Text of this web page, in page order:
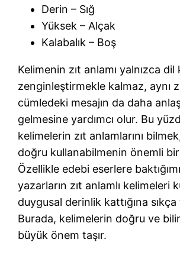
Derin – Sığ
Yüksek – Alçak
Kalabalık – Boş
Kelimenin zıt anlamı yalnızca dil
zenginleştirmekle kalmaz, aynı
cümledeki mesajın da daha
gelmesine yardımcı olur. Bu
kelimelerin zıt anlamlarını
doğru kullanabilmenin önemli bir
Özellikle edebi eserlere
yazarların zıt anlamlı kelimeleri
duygusal derinlik kattığına
Burada, kelimelerin doğru ve
büyük önem taşır.